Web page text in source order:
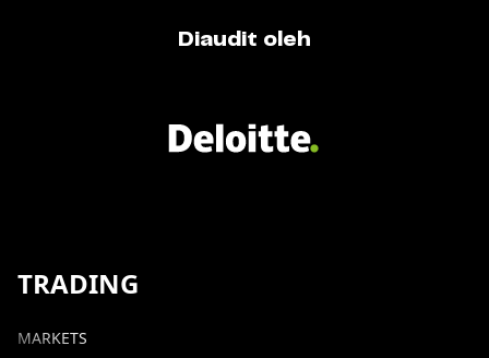
Diaudit oleh
TRADING
MARKETS